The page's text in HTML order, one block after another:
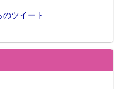
門
ツイート